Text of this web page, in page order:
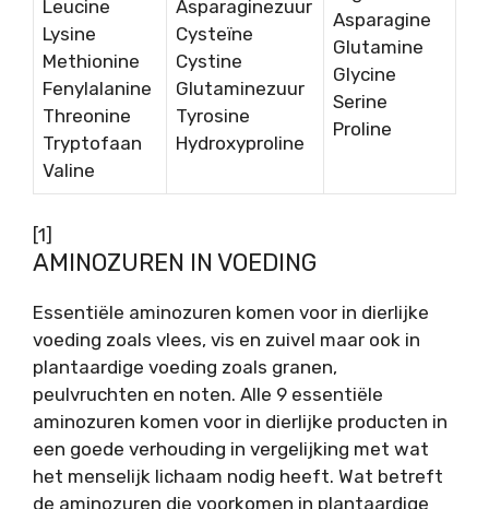
Leucine
Lysine
Methionine
Fenylalanine
Threonine
Tryptofaan
Valine
Asparaginezuur
Cysteïne
Cystine
Glutaminezuur
Tyrosine
Hydroxyproline
Asparagine
Glutamine
Glycine
Serine
Proline
[1]
AMINOZUREN IN VOEDING
Essentiële aminozuren komen voor in dierlijke
voeding zoals vlees, vis en zuivel maar ook in
plantaardige voeding zoals granen,
peulvruchten en noten. Alle 9 essentiële
aminozuren komen voor in dierlijke producten in
een goede verhouding in vergelijking met wat
het menselijk lichaam nodig heeft. Wat betreft
de aminozuren die voorkomen in plantaardige